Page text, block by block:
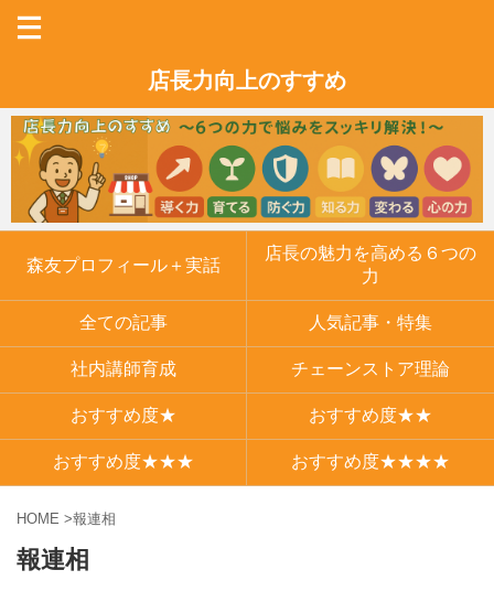
店長力向上のすすめ
森友プロフィール＋実話
店長の魅力を高める６つの
力
全ての記事 人気記事・特集
社内講師育成 チェーンストア理論
おすすめ度★ おすすめ度★★
おすすめ度★★★ おすすめ度★★★★
HOME >報連相
報連相